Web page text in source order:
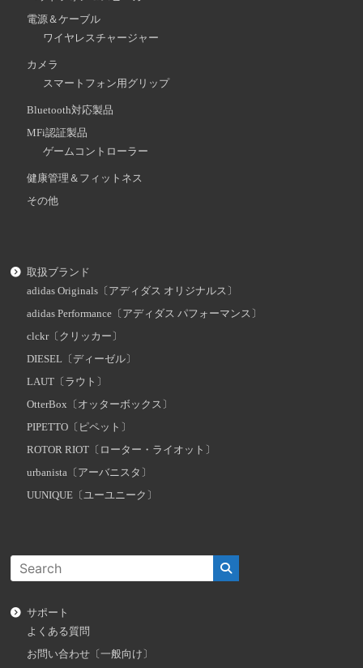
電源＆ケーブル
ワイヤレスチャージャー
カメラ
スマートフォン用グリップ
Bluetooth対応製品
MFi認証製品
ゲームコントローラー
健康管理＆フィットネス
その他
取扱ブランド
adidas Originals〔アディダス オリジナルス〕
adidas Performance〔アディダス パフォーマンス〕
clckr〔クリッカー〕
DIESEL〔ディーゼル〕
LAUT〔ラウト〕
OtterBox〔オッターボックス〕
PIPETTO〔ピペット〕
ROTOR RIOT〔ローター・ライオット〕
urbanista〔アーバニスタ〕
UUNIQUE〔ユーユニーク〕
サポート
よくある質問
お問い合わせ〔一般向け〕